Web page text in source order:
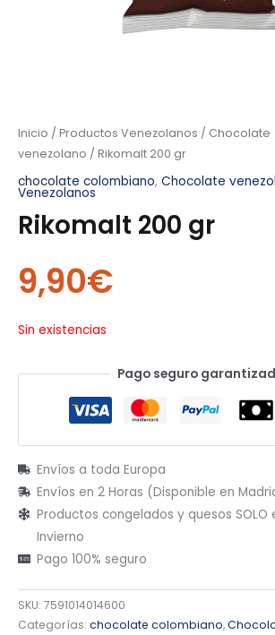
Inicio / Productos Venezolanos / Chocolate
venezolano / Rikomalt 200 gr
chocolate colombiano, Chocolate
Venezolanos
Rikomalt 200 gr
9,90€
Sin existencias
Pago seguro
Envíos a toda Europa
Envíos en 2 Horas (Disponible en
Productos congelados y quesos SOLO
Invierno
Pago 100% seguro
SKU: 7591014014600
Categorías: chocolate colombiano,